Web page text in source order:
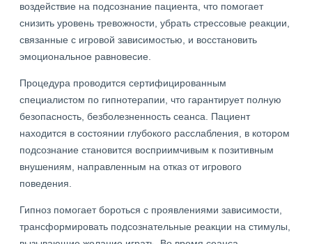
воздействие на подсознание пациента, что помогает
снизить уровень тревожности, убрать стрессовые реакции,
связанные с игровой зависимостью, и восстановить
эмоциональное равновесие.
Процедура проводится сертифицированным
специалистом по гипнотерапии, что гарантирует полную
безопасность, безболезненность сеанса. Пациент
находится в состоянии глубокого расслабления, в котором
подсознание становится восприимчивым к позитивным
внушениям, направленным на отказ от игрового
поведения.
Гипноз помогает бороться с проявлениями зависимости,
трансформировать подсознательные реакции на стимулы,